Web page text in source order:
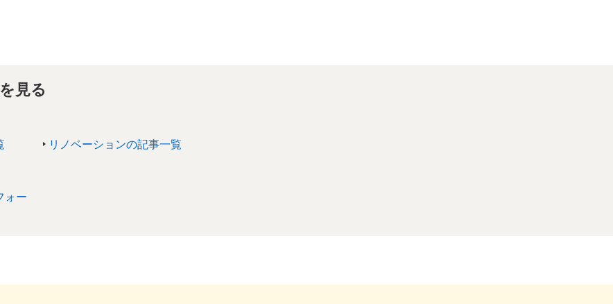
見る
リノベーションの記事一覧
ォー